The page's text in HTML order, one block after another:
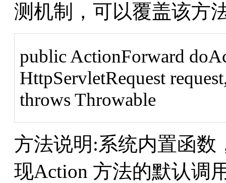
测机制，可以覆盖该方
public ActionForward
HttpServletRequest
throws Throwable
方法说明:系统内置函数
现Action 方法的默认调